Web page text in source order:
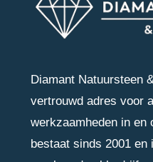
Diamant Natuursteen
vertrouwd adres voor
werkzaamheden in en
bestaat sinds 2001 en